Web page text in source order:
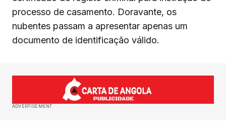
processo de casamento. Doravante, os
nubentes passam a apresentar apenas um
documento de identificação válido.
ADVERTISEMENT